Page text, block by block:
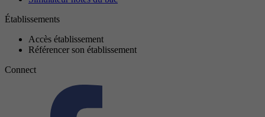
Établissements
Accès établissement
Référencer son établissement
Connect